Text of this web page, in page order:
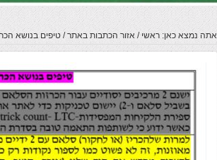
אתה נמצא כאן: ראשי / אזור הכתבות באתר/טיפים בנושא